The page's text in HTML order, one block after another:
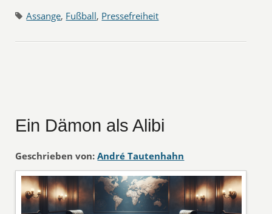
Assange, Fußball, Pressefreiheit
Ein Dämon als Alibi
Geschrieben von: André Tautenhahn